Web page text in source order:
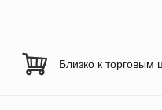
Близко к торговым